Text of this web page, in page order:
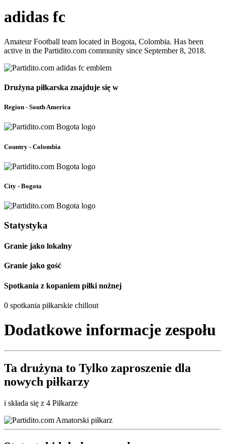
adidas fc
Amateur Football team located in Bogota, Colombia. Has been
active in the Partidito.com community since September 8, 2018.
Drużyna piłkarska znajduje się w
Region - South America
Country - Colombia
City - Bogota
Statystyka
Granie jako lokalny
Granie jako gość
Spotkania z kopaniem piłki nożnej
0 spotkania piłkarskie chillout
Dodatkowe informacje zespołu
Ta drużyna to Tylko zaproszenie dla
nowych piłkarzy
i składa się z 4 Piłkarze